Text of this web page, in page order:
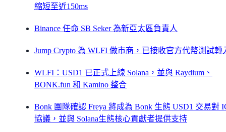
縮短至近150ms
Binance 任命 SB Seker 為新亞太區負責人
Jump Crypto 為 WLFI 做市商，已接收官方代幣測試轉
WLFI：USD1 已正式上線 Solana，並與 Raydium、
BONK.fun 和 Kamino 整合
Bonk 團隊確認 Freya 將成為 Bonk 生態 USD1 交易對
協議，並與 Solana生態核心貢獻者提供支持